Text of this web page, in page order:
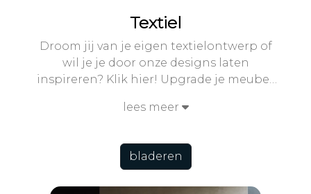
Textiel
Droom jij van je eigen textielontwerp of
wil je je door onze designs laten
inspireren? Klik hier! Upgrade je meubel,
dessins of create your own design..
lees meer
bladeren